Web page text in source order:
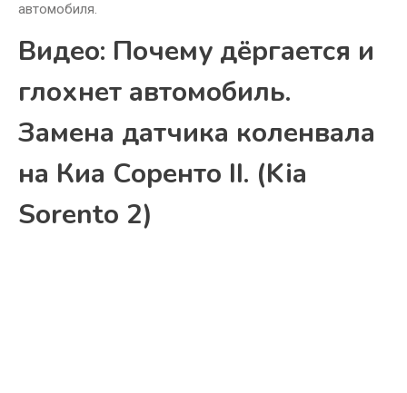
автомобиля.
Видео: Почему дёргается и
глохнет автомобиль.
Замена датчика коленвала
на Киа Соренто II. (Kia
Sorento 2)